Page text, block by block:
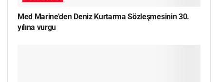
Med Marine’den Deniz Kurtarma Sözleşmesinin 30.
yılına vurgu